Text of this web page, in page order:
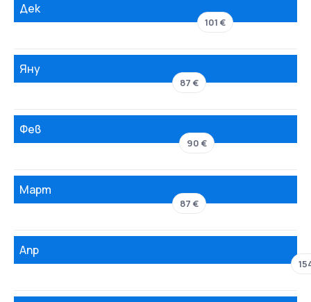
Дек
101 €
Яну
87 €
Фев
90 €
Март
87 €
Апр